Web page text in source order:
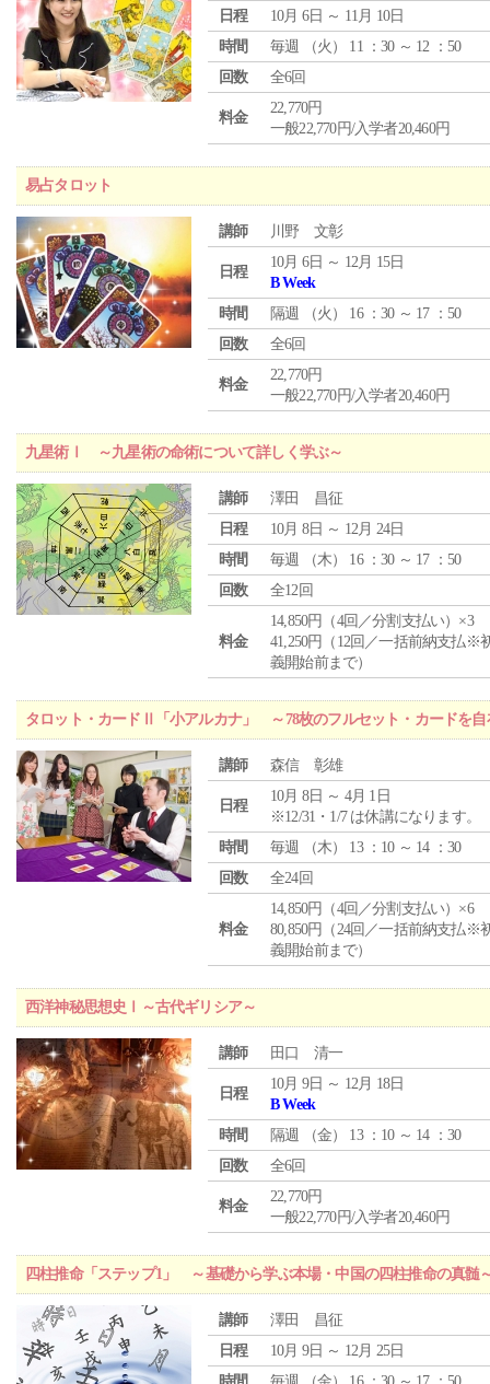
日程
10月 6日 ～ 11月 10日
時間
毎週 （火 ） 11 ：30 ～ 12 ：50
回数
全6回
料金
22,770円
一般22,770円/入学者20,460円
易占タロット
講師 川野 文彰
日程
10月 6日 ～ 12月 15日
B Week
時間
隔週 （火 ） 16 ：30 ～ 17 ：50
回数
全6回
料金
22,770円
一般22,770円/入学者20,460円
九星術Ⅰ ～九星術の命術について詳しく学ぶ～
講師
澤田 昌征
日程
10月 8日 ～ 12月 24日
時間
毎週 （木） 16 ：30 ～ 17 ：50
回数
全12回
料金
14,850円（4回／分割支払い）×3
41,250円（12回／一括前納支払※
義開始前まで）
タロット・カードⅡ「小アルカナ」 ～78枚のフルセット・カードを自
講師 森信 彰雄
日程
10月 8日 ～ 4月 1日
※12/31・1/7 は休講になります。
時間
毎週 （木） 13 ：10 ～ 14 ：30
回数
全24回
料金
14,850円（4回／分割支払い）×6
80,850円（24回／一括前納支払※
義開始前まで）
西洋神秘思想史Ⅰ～古代ギリシア～
講師 田口 清一
日程
10月 9日 ～ 12月 18日
B Week
時間
隔週 （金） 13 ：10 ～ 14 ：30
回数
全6回
料金
22,770円
一般22,770円/入学者20,460円
四柱推命「ステップ1」 ～基礎から学ぶ本場・中国の四柱推命の真髄
講師
澤田 昌征
日程
10月 9日 ～ 12月 25日